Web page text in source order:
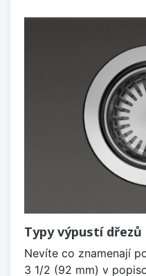
Typy výpustí dřezů
Nevíte co znamenají
3 1/2 (92 mm) v